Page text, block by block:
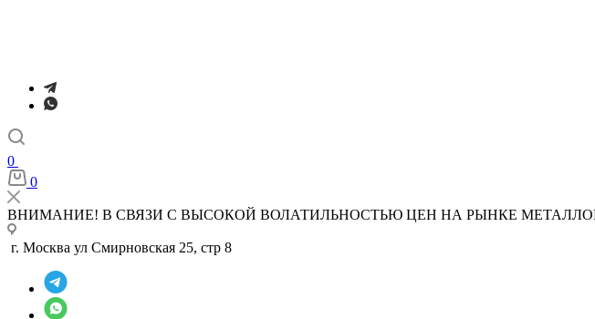
0
0
ВНИМАНИЕ! В СВЯЗИ С ВЫСОКОЙ ВОЛАТИЛЬНОСТЬЮ ЦЕН НА РЫНКЕ
г. Москва ул Смирновская 25, стр 8